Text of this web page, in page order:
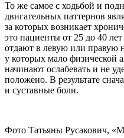
То же самое с ходьбой и
двигательных паттернов
за которых возникает
это пациенты от 25 до 40
отдают в левую или правую
у которых мало
начинают ослабевать и не
положено. В результате
и суставные боли.
Фото Татьяны Русакович,